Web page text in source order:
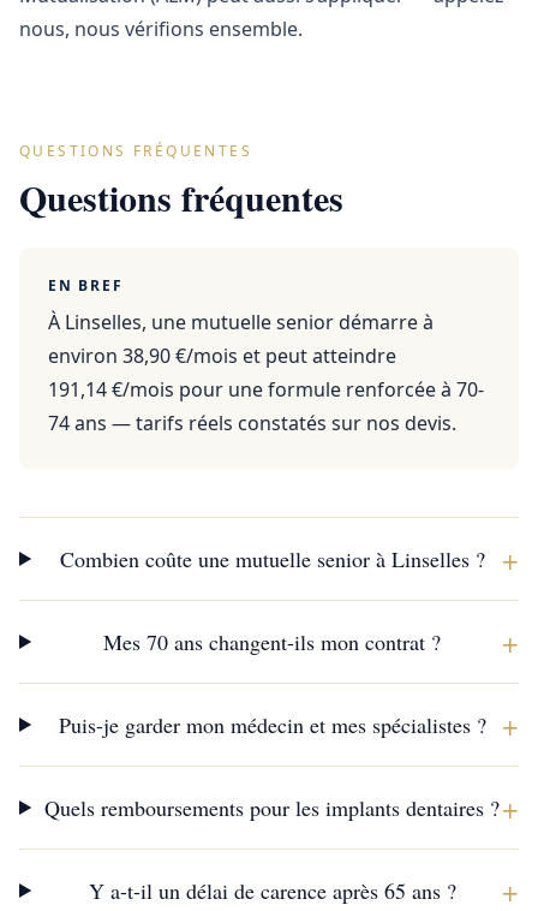
nous, nous vérifions ensemble.
QUESTIONS FRÉQUENTES
Questions fréquentes
EN BREF
À Linselles, une mutuelle senior démarre à
environ 38,90 €/mois et peut atteindre
191,14 €/mois pour une formule renforcée à 70-
74 ans — tarifs réels constatés sur nos devis.
Combien coûte une mutuelle senior à Linselles ? +
Mes 70 ans changent-ils mon contrat ? +
Puis-je garder mon médecin et mes spécialistes ? +
Quels remboursements pour les implants dentaires ?+
Y a-t-il un délai de carence après 65 ans ? +